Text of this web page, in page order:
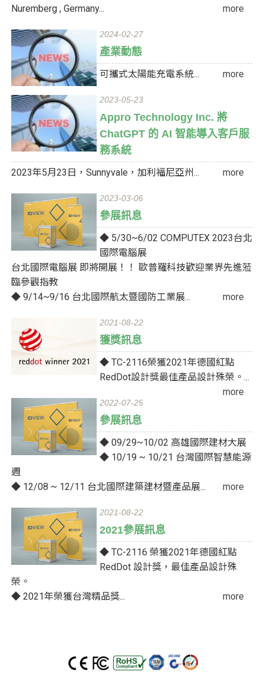
Nuremberg , Germany...
more
2024-02-27
產業動態
可攜式太陽能充電系統... more
2023-05-23
Appro Technology Inc. 將
ChatGPT 的 AI 智能導入客戶服
務系統
2023年5月23日，Sunnyvale，加利福尼亞州... more
2023-03-06
參展訊息
◆ 5/30~6/02 COMPUTEX 2023台北
國際電腦展
台北國際電腦展 即將開展！！ 歐普羅科技歡迎業界先進蒞
臨參觀指教
◆ 9/14~9/16 台北國際航太暨國防工業展...
more
2021-08-22
獲獎訊息
◆ TC-2116榮獲2021年德國紅點
RedDot設計獎最佳產品設計殊榮。...
more
2022-07-25
參展訊息
◆ 09/29~10/02 高雄國際建材大展
◆ 10/19 ~ 10/21 台灣國際智慧能源
週
◆ 12/08 ~ 12/11 台北國際建築建材暨產品展...
more
2021-08-22
2021參展訊息
◆ TC-2116 榮獲2021年德國紅點
RedDot 設計獎，最佳產品設計殊
榮。
◆ 2021年榮獲台灣精品獎...
more